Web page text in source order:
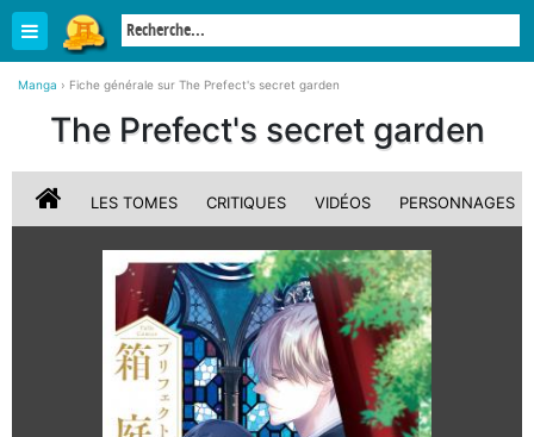
Manga › Fiche générale sur The Prefect's secret garden
The Prefect's secret garden
LES TOMES CRITIQUES VIDÉOS PERSONNAGES